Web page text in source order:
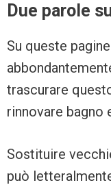
Due parole
Su queste
trascurare
rinnovare bagno
Sostituire
può